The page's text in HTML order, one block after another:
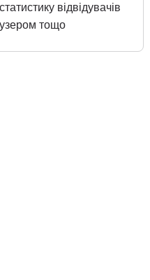
відвідувачів
тощо